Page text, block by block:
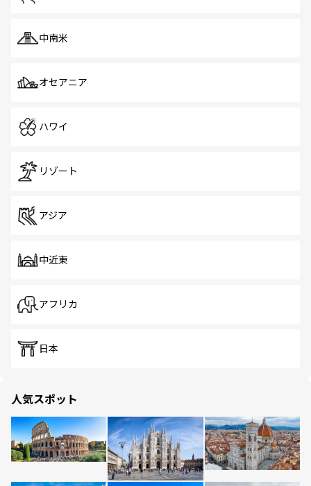
中南米
オセアニア
ハワイ
リゾート
アジア
中近東
アフリカ
日本
人気スポット